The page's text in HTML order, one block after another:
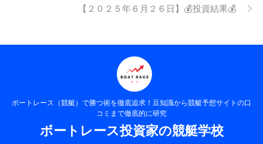
【２０２５年６月２６日】💰投資結果💰
ボートレース（競艇）で勝つ術を徹底追求！豆知識から競艇予想サイトの口
コミまで徹底的に研究
ボートレース投資家の競艇学校